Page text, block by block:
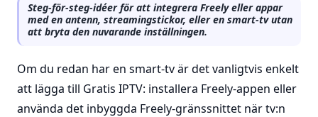
Steg-för-steg-idéer för att integrera Freely eller appar
med en antenn, streamingstickor, eller en smart-tv utan
att bryta den nuvarande inställningen.
Om du redan har en smart-tv är det vanligtvis enkelt
att lägga till Gratis IPTV: installera Freely-appen eller
använda det inbyggda Freely-gränssnittet när tv:n